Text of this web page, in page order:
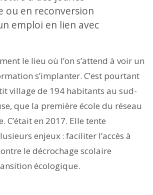
ou en reconversion
emploi en lien avec
le lieu où l’on s’attend à voir un
s’implanter. C’est pourtant
village de 194 habitants au sud-
que la première école du réseau
C’était en 2017. Elle tente
enjeux : faciliter l’accès à
le décrochage scolaire
écologique.